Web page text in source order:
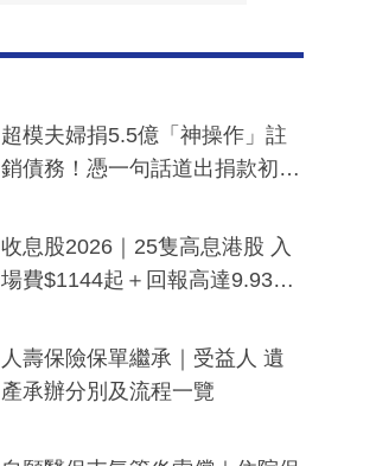
超模夫婦捐5.5億「神操作」註
銷債務！憑一句話道出捐款初
一度被誤當詐騙手段
收息股2026｜25隻高息港股 入
場費$1144起＋回報高達9.93
人壽保險保單繼承｜受益人 遺
產承辦分別及流程一覽